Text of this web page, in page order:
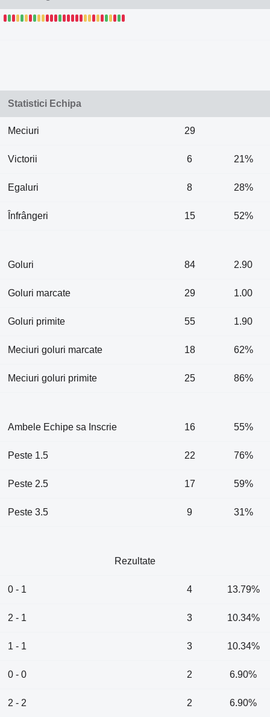
Statistici Echipa
Meciuri 29
Victorii 6 21%
Egaluri 8 28%
Înfrângeri 15 52%
Goluri 84 2.90
Goluri marcate 29 1.00
Goluri primite 55 1.90
Meciuri goluri marcate 18 62%
Meciuri goluri primite 25 86%
Ambele Echipe sa Inscrie 16 55%
Peste 1.5 22 76%
Peste 2.5 17 59%
Peste 3.5 9 31%
Rezultate
0 - 1 4 13.79%
2 - 1 3 10.34%
1 - 1 3 10.34%
0 - 0 2 6.90%
2 - 2 2 6.90%